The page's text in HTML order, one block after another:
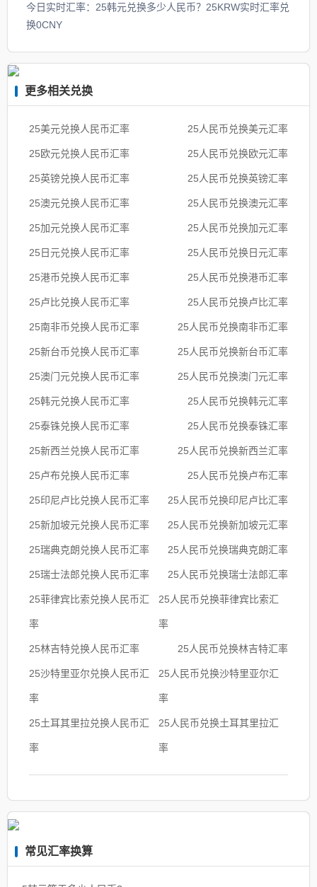
今日实时汇率：25韩元兑换多少人民币？25KRW实时汇率兑
换0CNY
更多相关兑换
25美元兑换人民币汇率 25人民币兑换美元汇率
25欧元兑换人民币汇率 25人民币兑换欧元汇率
25英镑兑换人民币汇率 25人民币兑换英镑汇率
25澳元兑换人民币汇率 25人民币兑换澳元汇率
25加元兑换人民币汇率 25人民币兑换加元汇率
25日元兑换人民币汇率 25人民币兑换日元汇率
25港币兑换人民币汇率 25人民币兑换港币汇率
25卢比兑换人民币汇率 25人民币兑换卢比汇率
25南非币兑换人民币汇率 25人民币兑换南非币汇率
25新台币兑换人民币汇率 25人民币兑换新台币汇率
25澳门元兑换人民币汇率 25人民币兑换澳门元汇率
25韩元兑换人民币汇率 25人民币兑换韩元汇率
25泰铢兑换人民币汇率 25人民币兑换泰铢汇率
25新西兰兑换人民币汇率 25人民币兑换新西兰汇率
25卢布兑换人民币汇率 25人民币兑换卢布汇率
25印尼卢比兑换人民币汇率 25人民币兑换印尼卢比汇率
25新加坡元兑换人民币汇率 25人民币兑换新加坡元汇率
25瑞典克朗兑换人民币汇率 25人民币兑换瑞典克朗汇率
25瑞士法郎兑换人民币汇率 25人民币兑换瑞士法郎汇率
25菲律宾比索兑换人民币汇
率
25人民币兑换菲律宾比索汇
率
25林吉特兑换人民币汇率 25人民币兑换林吉特汇率
25沙特里亚尔兑换人民币汇
率
25人民币兑换沙特里亚尔汇
率
25土耳其里拉兑换人民币汇
率
25人民币兑换土耳其里拉汇
率
常见汇率换算